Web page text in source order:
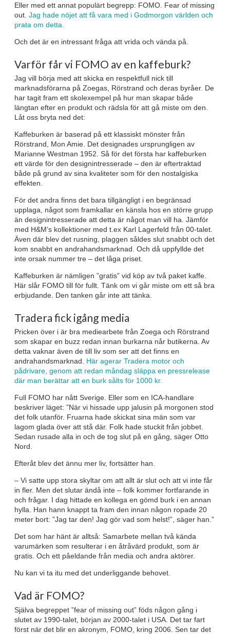
Eller med ett annat populärt begrepp: FOMO. Fear of missing
out. Jag hade nöjet att få vara med i Godmorgon världen och
prata om detta.
Och det är en intressant fråga att vrida och vända på.
Varför får vi FOMO av en kaffeburk?
Jag vill börja med att skicka en respektfull nick till
marknadsförarna på Zoegas, Rörstrand och deras byråer. De
har tagit fram ett skolexempel på hur man skapar både
längtan efter en produkt och rädsla för att gå miste om den.
Låt oss bryta ned det:
Kaffeburken är baserad på ett klassiskt mönster från
Rörstrand, Mon Amie. Det designades ursprungligen av
Marianne Westman 1952. Så för det första har kaffeburken
ett värde för den designintresserade – den är eftertraktad
både på grund av sina kvaliteter som för den nostalgiska
effekten.
För det andra finns det bara tillgängligt i en begränsad
upplaga, något som framkallar en känsla hos en större grupp
än designintresserade att detta är något man vill ha. Jämför
med H&M’s kollektioner med t.ex Karl Lagerfeld från 00-talet.
Även där blev det rusning, plaggen såldes slut snabbt och det
kom snabbt en andrahandsmarknad. Och då uppfyllde det
inte orsak nummer tre – det låga priset.
Kaffeburken är nämligen ”gratis” vid köp av två paket kaffe.
Här slår FOMO till för fullt. Tänk om vi går miste om ett så bra
erbjudande. Den tanken går inte att tänka.
Tradera fick igång media
Pricken över i är bra mediearbete från Zoega och Rörstrand
som skapar en buzz redan innan burkarna når butikerna. Av
detta vaknar även de till liv som ser att det finns en
andrahandsmarknad. Här agerar Tradera motor och
pådrivare, genom att redan måndag släppa en pressrelease
där man berättar att en burk sålts för 1000 kr.
Full FOMO har nått Sverige. Eller som en ICA-handlare
beskriver läget: ”När vi hissade upp jalusin på morgonen stod
det folk utanför. Fruarna hade skickat sina män som var
lagom glada över att stå där. Folk hade stuckit från jobbet.
Sedan rusade alla in och de tog slut på en gång, säger Otto
Nord.
Efteråt blev det ännu mer liv, fortsätter han.
– Vi satte upp stora skyltar om att allt är slut och att vi inte får
in fler. Men det slutar ändå inte – folk kommer fortfarande in
och frågar. I dag hittade en kollega en gömd burk i en annan
hylla. Han hann knappt ta fram den innan någon ropade 20
meter bort: ”Jag tar den! Jag gör vad som helst!”, säger han.”
Det som har hänt är alltså: Samarbete mellan två kända
varumärken som resulterar i en åtråvärd produkt, som är
gratis. Och ett påeldande från media och andra aktörer.
Nu kan vi ta itu med det underliggande behovet.
Vad är FOMO?
Själva begreppet ”fear of missing out” föds någon gång i
slutet av 1990-talet, början av 2000-talet i USA. Det tar fart
först när det blir en akronym, FOMO, kring 2006. Sen tar det